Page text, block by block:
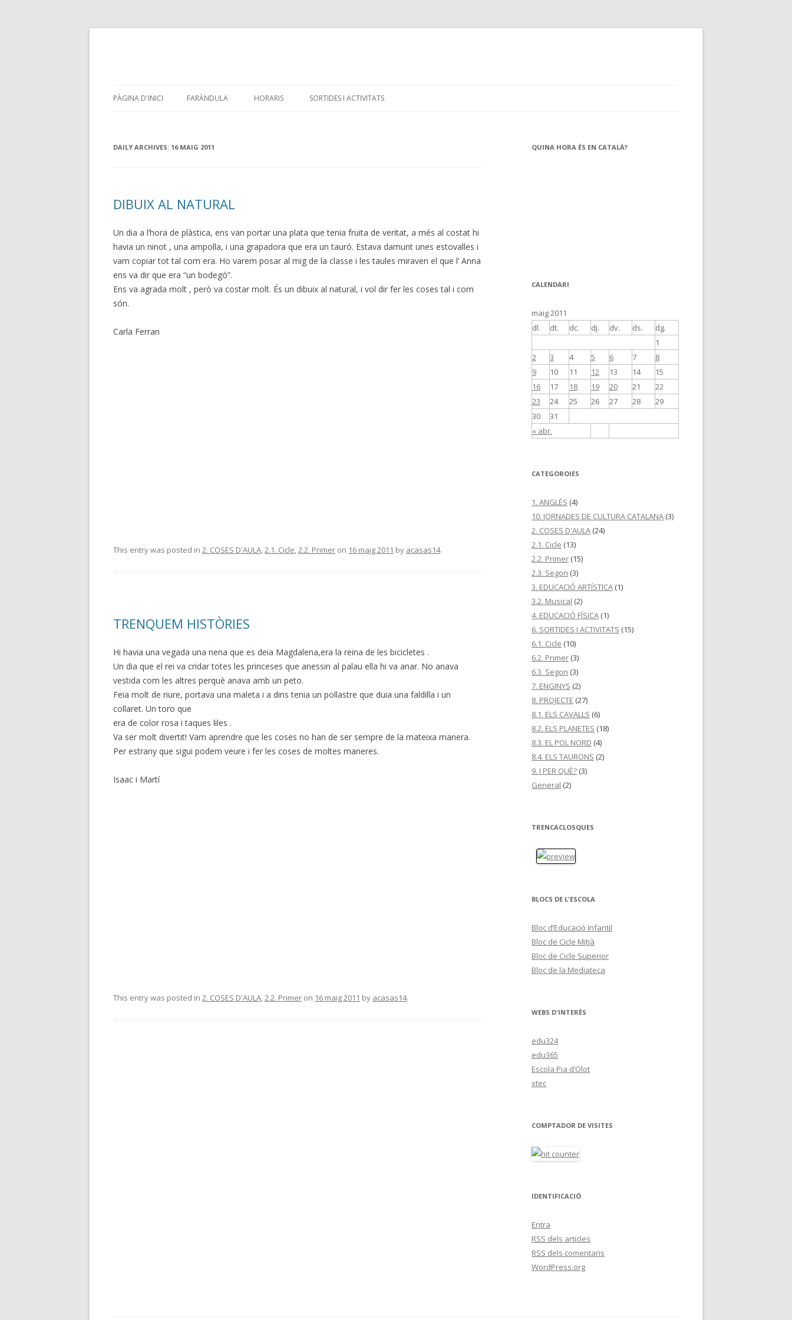
PÀGINA D'INICI FARÀNDULA HORARIS SORTIDES I ACTIVITATS
DAILY ARCHIVES: 16 MAIG 2011
DIBUIX AL NATURAL
Un dia a l’hora de plàstica, ens van portar una plata que tenia fruita de veritat, a més al costat hi
havia un ninot , una ampolla, i una grapadora que era un tauró. Estava damunt unes estovalles i
vam copiar tot tal com era. Ho varem posar al mig de la classe i les taules miraven el que l’ Anna
ens va dir que era “un bodegó”.
Ens va agrada molt , però va costar molt. És un dibuix al natural, i vol dir fer les coses tal i com
són.
Carla Ferran
This entry was posted in 2. COSES D'AULA,2.1. Cicle,2.2. Primer on 16 maig 2011 by acasas14.
TRENQUEM HISTÒRIES
Hi havia una vegada una nena que es deia Magdalena,era la reina de les bicicletes .
Un dia que el rei va cridar totes les princeses que anessin al palau ella hi va anar. No anava
vestida com les altres perquè anava amb un peto.
Feia molt de riure, portava una maleta i a dins tenia un pollastre que duia una faldilla i un
collaret. Un toro que
era de color rosa i taques liles .
Va ser molt divertit! Vam aprendre que les coses no han de ser sempre de la mateixa manera.
Per estrany que sigui podem veure i fer les coses de moltes maneres.
Isaac i Martí
This entry was posted in 2. COSES D'AULA,2.2. Primer on 16 maig 2011 by acasas14.
QUINA HORA ÉS EN CATALÀ?
CALENDARI
maig 2011
dl.
dt. dc. dj. dv. ds. dg.
« abr.
1
2
3 4 5 6 7
8
9
10 11 12 13 14
15
16
17 18 19 20 21
22
23
24 25 26 27 28
29
30
31
CATEGOROIES
1. ANGLÈS (4)
10. JORNADES DE CULTURA CATALANA (3)
2. COSES D'AULA (24)
2.1. Cicle (13)
2.2. Primer (15)
2.3. Segon (3)
3. EDUCACIÓ ARTÍSTICA (1)
3.2. Musical (2)
4. EDUCACIÓ FÍSICA (1)
6. SORTIDES I ACTIVITATS (15)
6.1. Cicle (10)
6.2. Primer (3)
6.3. Segon (3)
7. ENGINYS (2)
8. PROJECTE (27)
8.1. ELS CAVALLS (6)
8.2. ELS PLANETES (18)
8.3. EL POL NORD (4)
8.4. ELS TAURONS (2)
9. I PER QUÈ? (3)
General (2)
TRENCACLOSQUES
BLOCS DE L'ESCOLA
Bloc d’Educació Infantil
Bloc de Cicle Mitjà
Bloc de Cicle Superior
Bloc de la Mediateca
WEBS D'INTERÈS
edu324
edu365
Escola Pia d’Olot
xtec
COMPTADOR DE VISITES
IDENTIFICACIÓ
Entra
RSS dels articles
RSS dels comentaris
WordPress.org